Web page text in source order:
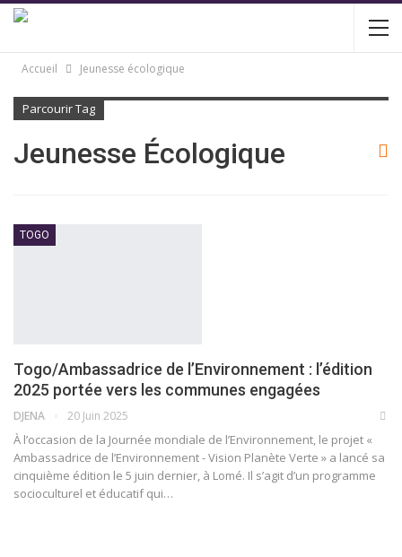
Accueil Jeunesse écologique
Parcourir Tag
Jeunesse Écologique
TOGO
Togo/Ambassadrice de l’Environnement : l’édition
2025 portée vers les communes engagées
DJENA 20 Juin 2025
À l’occasion de la Journée mondiale de l’Environnement, le projet «
Ambassadrice de l’Environnement - Vision Planète Verte » a lancé sa
cinquième édition le 5 juin dernier, à Lomé. Il s’agit d’un programme
socioculturel et éducatif qui…